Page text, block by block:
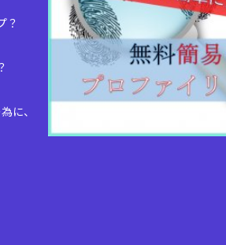
？
に、